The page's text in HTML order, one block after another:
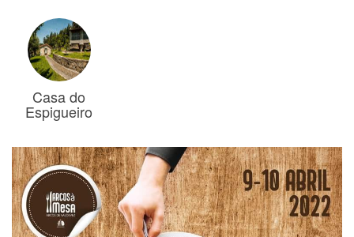
Casa do
Espigueiro